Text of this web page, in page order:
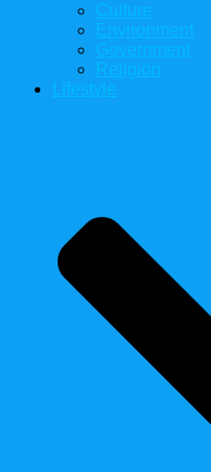
Culture
Environment
Government
Religion
Lifestyle